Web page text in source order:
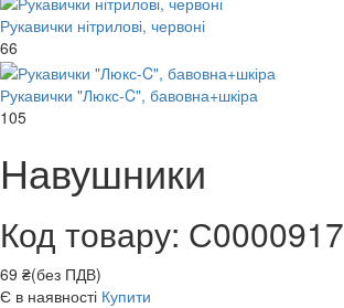
Рукавички нітрилові, червоні
66
Рукавички "Люкс-C", бавовна+шкіра
105
Навушники
Код товару: С0000917
69 ₴(без ПДВ)
Є в наявності Купити